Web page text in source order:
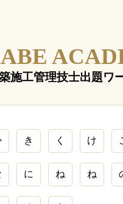
施工管理技士出題ワ
き く け
に ね ね